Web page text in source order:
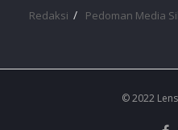
Redaksi Pedoman Media
© 2022